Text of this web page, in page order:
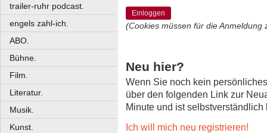
trailer-ruhr podcast.
engels zahl-ich.
ABO.
Bühne.
Film.
Literatur.
Musik.
Kunst.
Einloggen
(Cookies müssen für die Anmeldung
Neu hier?
Wenn Sie noch kein
über den folgenden Link zur
Minute und ist selbstverständlich
Ich will mich neu registrieren!